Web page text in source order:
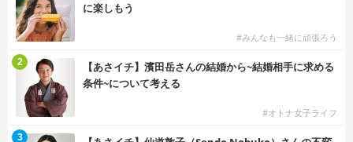
に楽しもう
#みんなも一緒に頑張ろう
【あさイチ】濱田岳さんの結婚から~結婚相手に求める
条件~について考える
#オトナ女子ライフ
2
3